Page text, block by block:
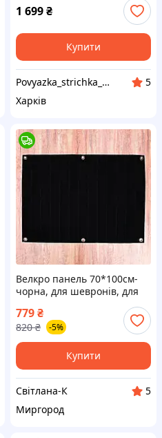
шевронів та відзнак
1 699₴
Купити
Povyazka_strichka_shop
5
Харків
Велкро панель 70*100см-
чорна, для шевронів, для
779₴
820 ₴ -5%
Купити
Свiтлана-К
5
Миргород